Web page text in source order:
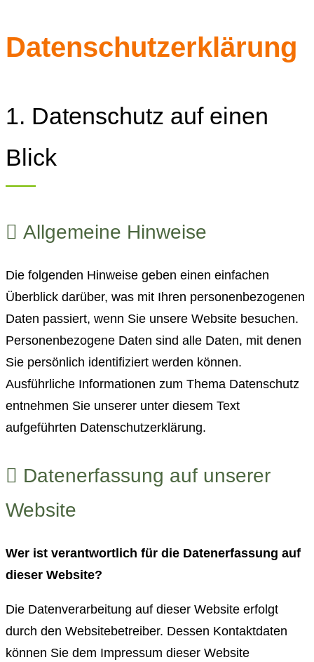
Datenschutzerklärung
1. Datenschutz auf einen
Blick
Allgemeine Hinweise
Die folgenden Hinweise geben einen einfachen
Überblick darüber, was mit Ihren personenbezogenen
Daten passiert, wenn Sie unsere Website besuchen.
Personenbezogene Daten sind alle Daten, mit denen
Sie persönlich identifiziert werden können.
Ausführliche Informationen zum Thema Datenschutz
entnehmen Sie unserer unter diesem Text
aufgeführten Datenschutzerklärung.
Datenerfassung auf unserer
Website
Wer ist verantwortlich für die Datenerfassung auf
dieser Website?
Die Datenverarbeitung auf dieser Website erfolgt
durch den Websitebetreiber. Dessen Kontaktdaten
können Sie dem Impressum dieser Website